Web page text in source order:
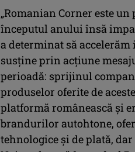
„Romanian Corner este
începutul anului însă
a determinat să
susține prin acțiune
perioadă: sprijinul
produselor oferite de
platformă românească și
brandurilor autohtone,
tehnologice și de plată,